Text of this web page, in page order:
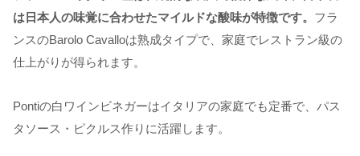
は日本人の味覚に合わせたマイルドな酸味が特徴です。 フラ
ンスのBarolo Cavalloは熟成タイプで、家庭でレストラン級の
仕上がりが得られます。
Pontiの白ワインビネガーはイタリアの家庭でも定番で、パス
タソース・ピクルス作りに活躍します。